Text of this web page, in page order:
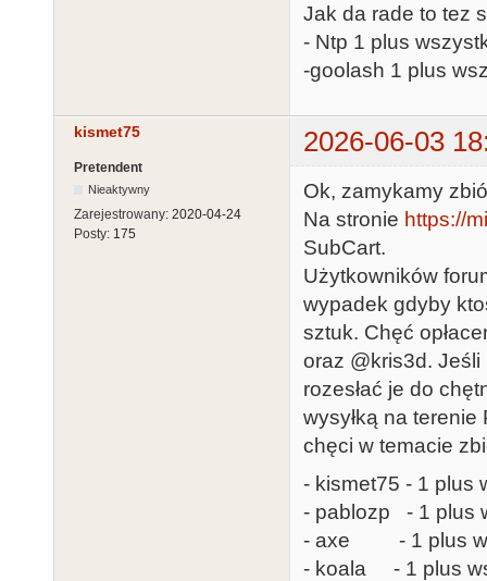
Jak da rade to tez
- Ntp 1 plus
-goolash 1 plus
kismet75 2026-06-03
Pretendent
Nieaktywny
Zarejestrowany: 2020-04-24
Posty: 175
Ok, zamykamy
Na stronie https://
SubCart.
Użytkowników
wypadek gdyby
sztuk. Chęć
oraz @kris3d.
rozesłać je do
wysyłką na
chęci w temacie
- kismet75 - 1 plus
- pablozp - 1 plus
- axe - 1 plus
- koala - 1 plus